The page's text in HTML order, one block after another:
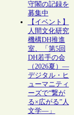
守閣の記録を
募集中
【イベント】
人間文化研究
機構DH推進
室、「第5回
DH若手の会
（2026夏）―
デジタル・ヒ
ューマニティ
ーズで“繋が
る×広がる”人
文学―」